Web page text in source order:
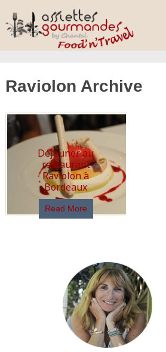
Raviolon Archive
Déjeuner au
restaurant
Raviolon à
Bordeaux
Read More